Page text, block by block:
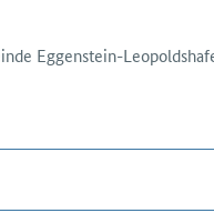
Eggenstein-